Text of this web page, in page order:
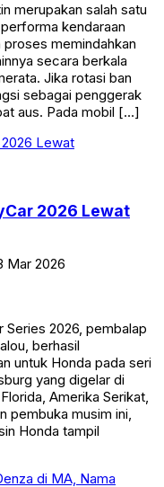
merupakan salah satu
kendaraan
memindahkan
secara berkala
Jika rotasi ban
sebagai penggerak
aus. Pada mobil […]
2026 Lewat
Mar 2026
Series 2026, pembalap
berhasil
untuk Honda pada seri
yang digelar di
Amerika Serikat,
pembuka musim ini,
Honda tampil